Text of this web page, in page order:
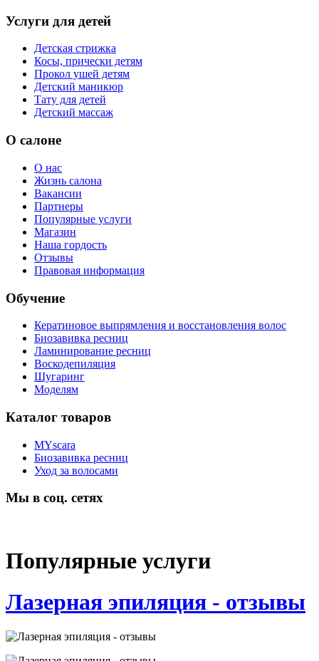
Услуги для детей
Детская стрижка
Косы, прически детям
Прокол ушей детям
Детский маникюр
Тату для детей
Детский массаж
О салоне
О нас
Жизнь салона
Вакансии
Партнеры
Популярные услуги
Магазин
Наша гордость
Отзывы
Правовая информация
Обучение
Кератиновое выпрямления и восстановления волос
Биозавивка ресниц
Ламинирование ресниц
Воскодепиляция
Шугаринг
Моделям
Каталог товаров
MYscara
Биозавивка ресниц
Уход за волосами
Мы в соц. сетях
Популярные услуги
Лазерная эпиляция - отзывы